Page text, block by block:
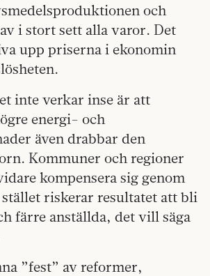
och
i stort sett alla varor. Det
upp priserna i ekonomin
inte verkar inse är att
energi- och
även drabbar den
Kommuner och regioner
kompensera sig genom
riskerar resultatet att bli
färre anställda, det vill säga
”fest” av reformer,